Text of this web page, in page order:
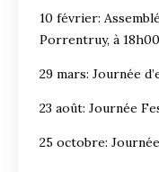
10 février:
Porrentruy, à 18h00
29 mars: Journée
23 août: Journée
25 octobre: